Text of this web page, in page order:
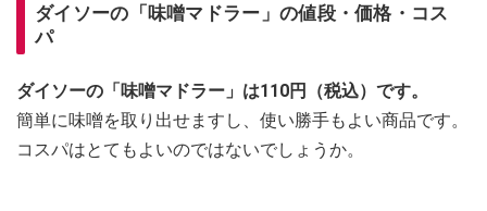
ダイソーの「味噌マドラー」の値段・価格・コス
パ
ダイソーの「味噌マドラー」は110円（税込）です。
簡単に味噌を取り出せますし、使い勝手もよい商品です。
コスパはとてもよいのではないでしょうか。